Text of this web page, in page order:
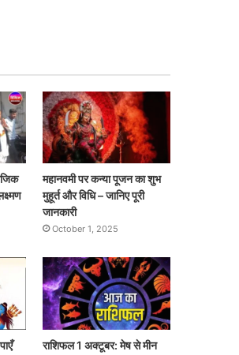
महानवमी पर कन्या पूजन का शुभ
मुहूर्त और विधि – जानिए पूरी
जानकारी
October 1, 2025
राशिफल 1 अक्टूबर: मेष से मीन